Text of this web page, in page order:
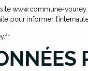
www.commune-
pour informer